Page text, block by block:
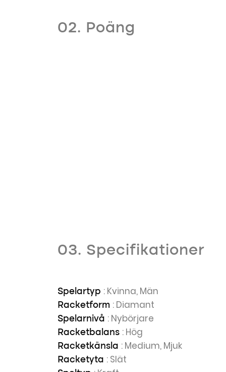
02. Poäng
03. Specifikationer
Spelartyp : Kvinna, Män
Racketform : Diamant
Spelarnivå : Nybörjare
Racketbalans : Hög
Racketkänsla : Medium, Mjuk
Racketyta : Slät